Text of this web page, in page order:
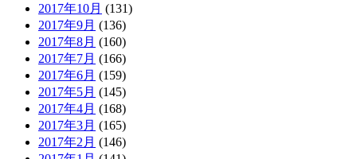
2017年10月 (131)
2017年9月 (136)
2017年8月 (160)
2017年7月 (166)
2017年6月 (159)
2017年5月 (145)
2017年4月 (168)
2017年3月 (165)
2017年2月 (146)